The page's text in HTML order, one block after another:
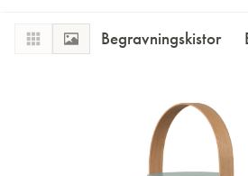
Begravningskistor